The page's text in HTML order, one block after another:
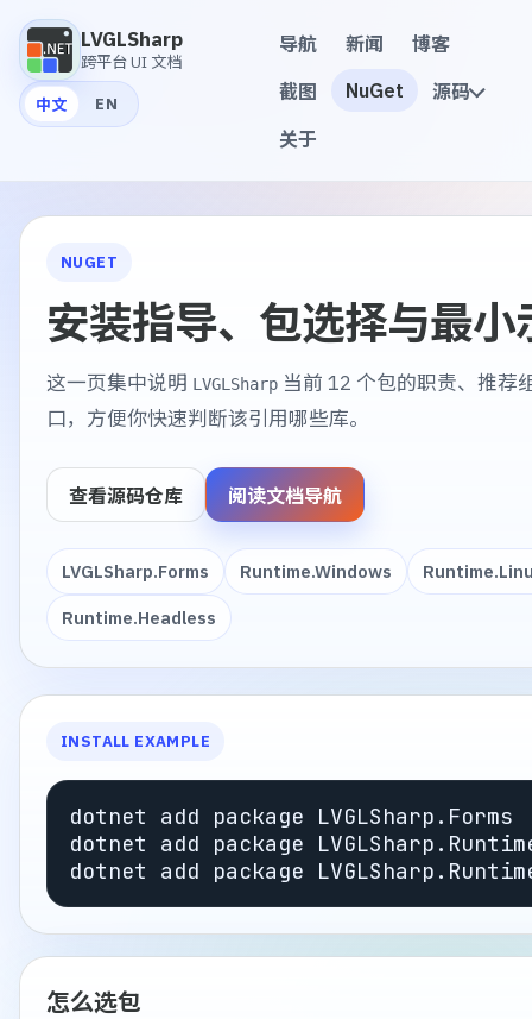
LVGLSharp
跨平台 UI 文档
中文 EN
导航 新闻
博客
截图
NuGet
源码
关于
NUGET
安装指导、包选择与最小
这一页集中说明 LVGLSharp 当前 12 个包的职责、推荐
口，方便你快速判断该引用哪些库。
查看源码仓库 阅读文档导航
LVGLSharp.Forms Runtime.Windows
Runtime.Headless
INSTALL EXAMPLE
dotnet add package LVGLSharp.Forms
dotnet add package
怎么选包